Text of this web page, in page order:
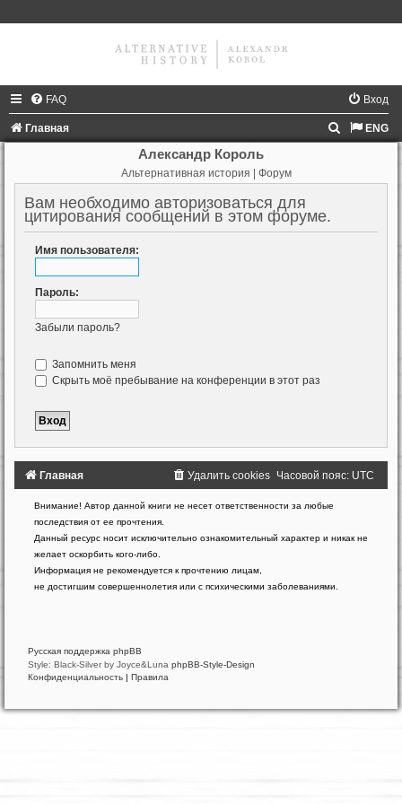
FAQ Вход
Главная ENG
Александр Король
Альтернативная история | Форум
Вам необходимо авторизоваться для
цитирования сообщений в этом форуме.
Имя пользователя:
Пароль:
Забыли пароль?
Запомнить меня
Скрыть моё пребывание на конференции в этот раз
Главная Часовой пояс: UTC
Удалить cookies
Внимание! Автор данной книги не несет ответственности за любые
последствия от ее прочтения.
Данный ресурс носит исключительно ознакомительный характер и никак не
желает оскорбить кого-либо.
Информация не рекомендуется к прочтению лицам,
не достигшим совершеннолетия или с психическими заболеваниями.
Создано
на
основе
phpBB®
Forum
Software
Русская поддержка phpBB
Style: Black-Silver by Joyce&Luna phpBB-Style-Design
Конфиденциальность | Правила